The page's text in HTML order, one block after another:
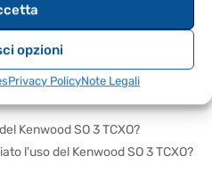
opzioni
Privacy PolicyNote Legali
Kenwood SO 3 TCXO?
l'uso del Kenwood SO 3 TCXO?